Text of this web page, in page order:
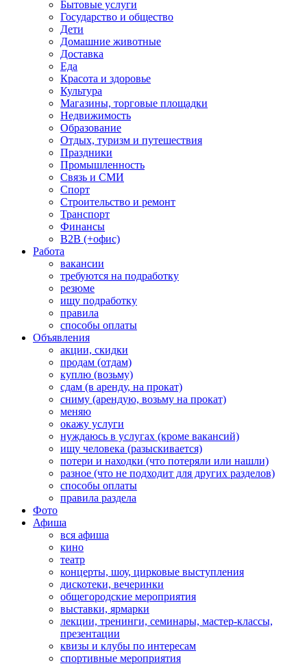
Бытовые услуги
Государство и общество
Дети
Домашние животные
Доставка
Еда
Красота и здоровье
Культура
Магазины, торговые площадки
Недвижимость
Образование
Отдых, туризм и путешествия
Праздники
Промышленность
Связь и СМИ
Спорт
Строительство и ремонт
Транспорт
Финансы
B2B (+офис)
Работа
вакансии
требуются на подработку
резюме
ищу подработку
правила
способы оплаты
Объявления
акции, скидки
продам (отдам)
куплю (возьму)
сдам (в аренду, на прокат)
сниму (арендую, возьму на прокат)
меняю
окажу услуги
нуждаюсь в услугах (кроме вакансий)
ищу человека (разыскивается)
потери и находки (что потеряли или нашли)
разное (что не подходит для других разделов)
способы оплаты
правила раздела
Фото
Афиша
вся афиша
кино
театр
концерты, шоу, цирковые выступления
дискотеки, вечеринки
общегородские мероприятия
выставки, ярмарки
лекции, тренинги, семинары, мастер-классы,
презентации
квизы и клубы по интересам
спортивные мероприятия